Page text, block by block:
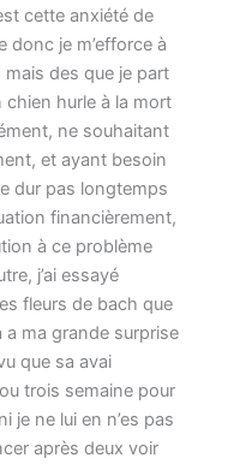
cette anxiété de
donc je m’efforce à
des que je part
hurle à la mort
ne souhaitant
et ayant besoin
dur pas longtemps
financièrement,
à ce problème
j’ai essayé
fleurs de bach que
a ma grande surprise
que sa avai
trois semaine pour
je ne lui en n’es pas
après deux voir